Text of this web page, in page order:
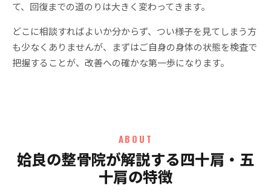
て、回復までの道のりは大きく変わってきます。
どこに相談すればよいか分からず、つい様子を見てしまう方
も少なくありませんが、まずはご自身の身体の状態を検査で
把握することが、改善への確かな第一歩になります。
ABOUT
姶良の整骨院が解説する四十肩・五
十肩の特徴